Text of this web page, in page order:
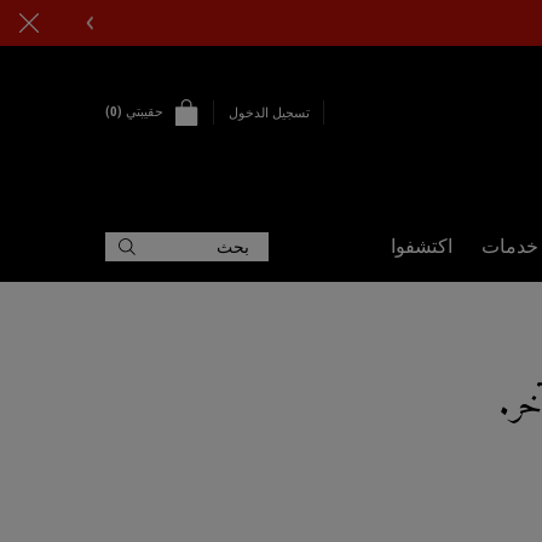
تسجيل الدخول حقيبتي 0
خدمات اكتشفوا بحث